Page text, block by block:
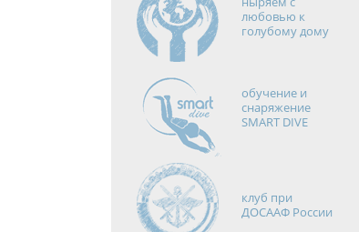
любовью к
голубому дому
обучение и
снаряжение
SMART DIVE
клуб при
ДОСААФ России